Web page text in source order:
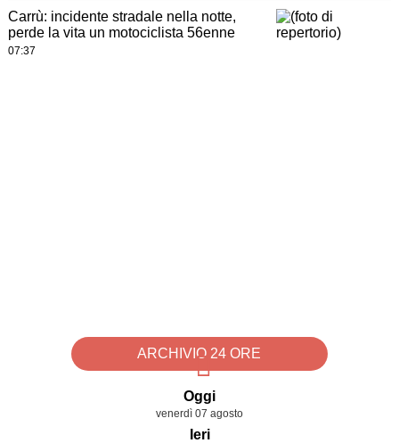
Carrù: incidente stradale nella notte,
perde la vita un motociclista 56enne
07:37
ARCHIVIO 24 ORE
Oggi
venerdì 07 agosto
Ieri